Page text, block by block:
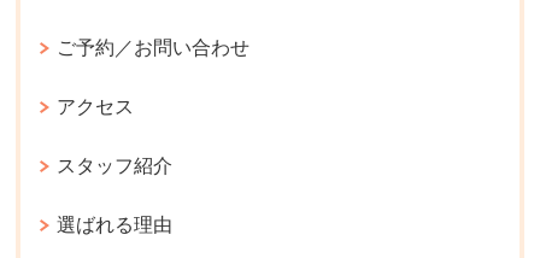
ご予約／お問い合わせ
アクセス
スタッフ紹介
選ばれる理由